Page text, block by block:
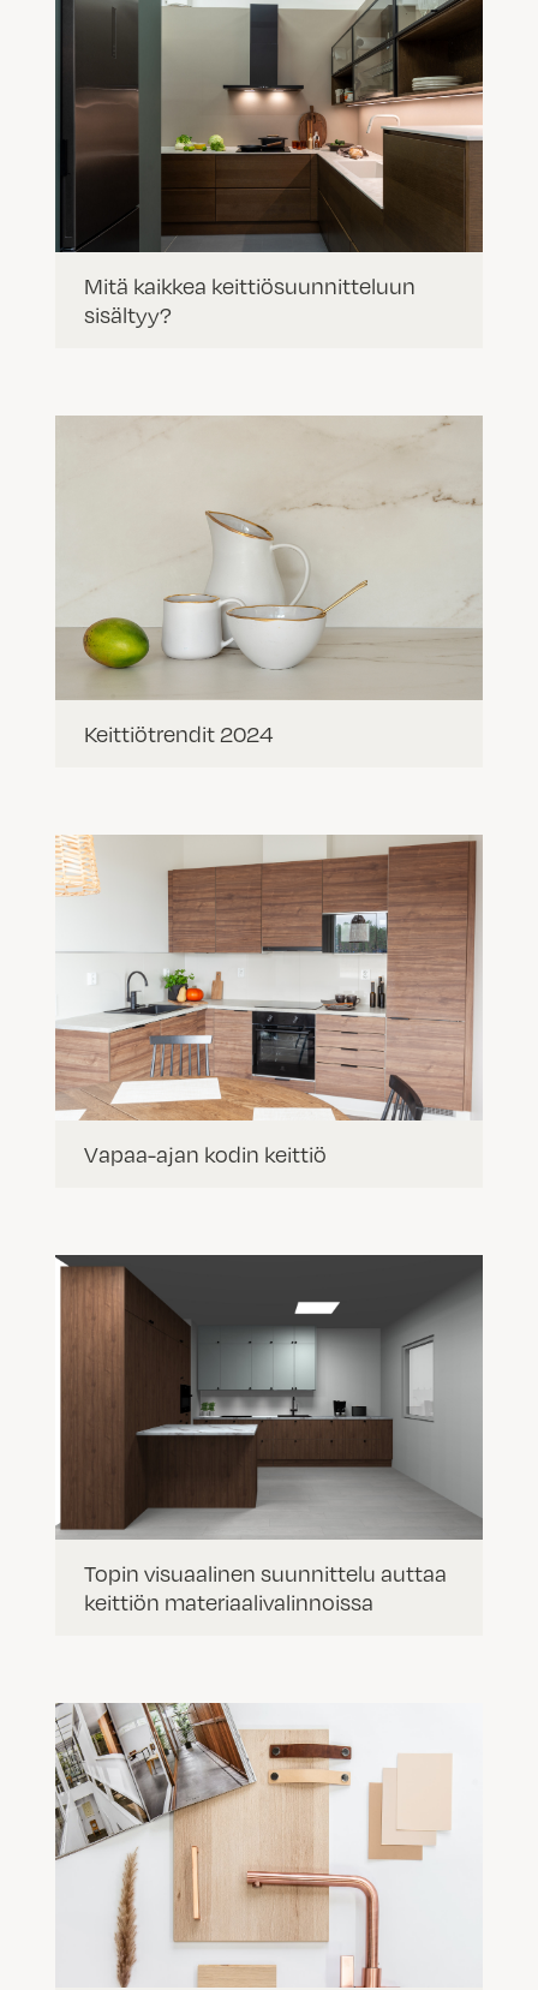
Mitä kaikkea keittiösuunnitteluun
sisältyy?
Keittiötrendit 2024
Vapaa-ajan kodin keittiö
Topin visuaalinen suunnittelu auttaa
keittiön materiaalivalinnoissa